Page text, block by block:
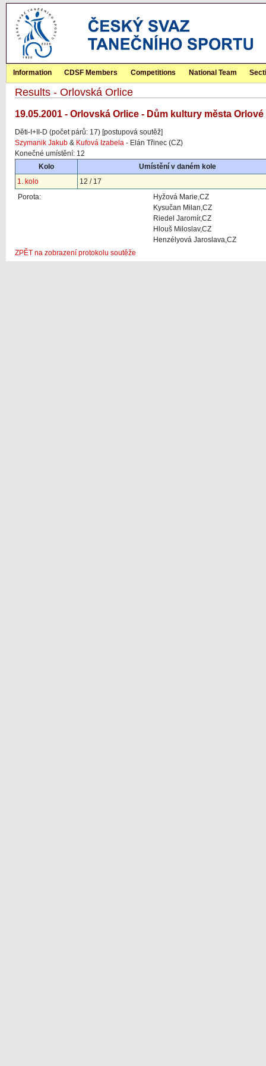
Information CDSF Members Competitions National Team
Results - Orlovská Orlice
19.05.2001 - Orlovská Orlice - Dům kultury města Orlové
Děti-I+II-D (počet párů: 17) [postupová soutěž]
Szymanik Jakub & Kufová Izabela - Elán Třinec (CZ)
Konečné umístění: 12
Kolo
Umístění v daném kole
1. kolo
12 / 17
Porota:
Hyžová Marie,CZ
Kysučan Milan,CZ
Riedel Jaromír,CZ
Hlouš Miloslav,CZ
Henzélyová Jaroslava,CZ
ZPĚT na zobrazení protokolu soutěže